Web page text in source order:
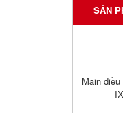
SẢN
Main